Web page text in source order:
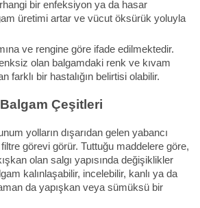
bir enfeksiyon ya da hasar
üretimi artar ve vücut öksürük yoluyla
ve rengine göre ifade edilmektedir.
olan balgamdaki renk ve kıvam
farklı bir hastalığın belirtisi olabilir.
Balgam Çeşitleri
yolların dışarıdan gelen yabancı
görevi görür. Tuttuğu maddelere göre,
olan salgı yapısında değişiklikler
kalınlaşabilir, incelebilir, kanlı ya da
da yapışkan veya sümüksü bir